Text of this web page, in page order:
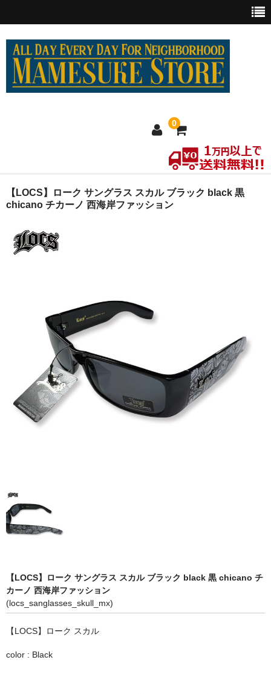
0
ホーム
新商品
Tシャツ
ロングTシャツ
ゲームシャツ
コーチジャケット
スウェット＆フーディ
ORIGINAL
Chicano Life
Brown Pride
全商品（ORIGINAL）
【LOCS】ローク サングラス スカル ブラック black 黒
chicano チカーノ 西海岸ファッション
【LOCS】ローク サングラス スカル ブラック black 黒 chicano チ
カーノ 西海岸ファッション
(locs_sanglasses_skull_mx)
【LOCS】ローク スカル
color : Black